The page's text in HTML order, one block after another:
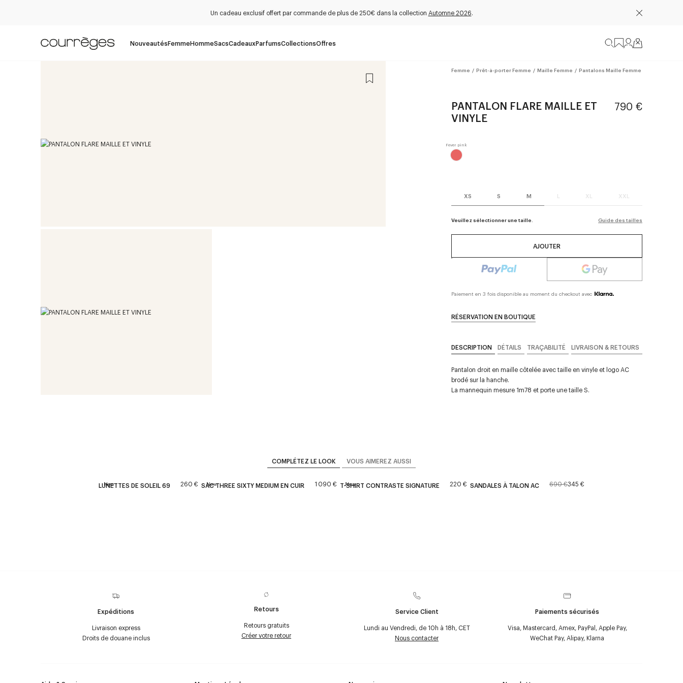
Un cadeau exclusif offert par commande de plus de 250€ dans la collection Automne 2026.
NouveautésFemmeHommeSacsCadeauxParfumsCollectionsOffres
Femme / Prêt-à-porter Femme / Maille Femme / Pantalons Maille Femme
PANTALON FLARE MAILLE ET
VINYLE
790 €
XS S M L XL XXL
Veuillez sélectionner une taille. Guide des tailles
AJOUTER
Paiement en 3 fois disponible au moment du checkout avec
RÉSERVATION EN BOUTIQUE
DESCRIPTION DÉTAILS TRAÇABILITÉ LIVRAISON & RETOURS
Pantalon droit en maille côtelée avec taille en vinyle et logo AC
brodé sur la hanche.
La mannequin mesure 1m78 et porte une taille S.
COMPLÉTEZ LE LOOK VOUS AIMEREZ AUSSI
New
LUNETTES DE SOLEIL 69 260 € New
SAC THREE SIXTY MEDIUM EN CUIR 1 090 € New
T-SHIRT CONTRASTE SIGNATURE 220 € SANDALES À TALON AC 690 €345 €
Expéditions
Livraison express
Droits de douane inclus
Retours
Retours gratuits
Créer votre retour
Service Client
Lundi au Vendredi, de 10h à 18h, CET
Nous contacter
Paiements sécurisés
Visa, Mastercard, Amex, PayPal, Apple Pay,
WeChat Pay, Alipay, Klarna